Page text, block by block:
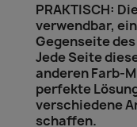
PRAKTISCH:
verwendbar,
Gegenseite
Jede Seite
anderen Farb-
perfekte
verschiedene
schaffen.